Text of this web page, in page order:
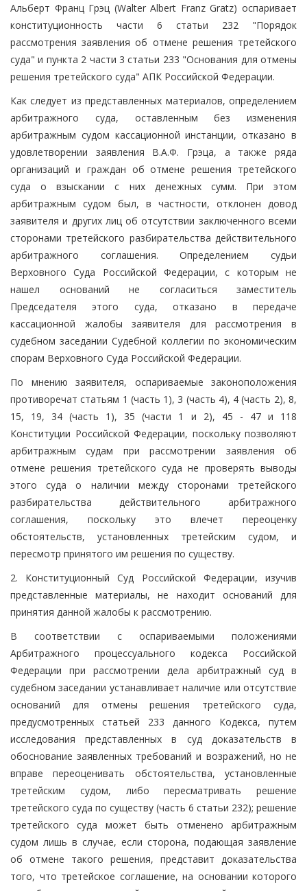
Альберт Франц Грэц (Walter Albert Franz Gratz) оспаривает
конституционность части 6 статьи 232 "Порядок
рассмотрения заявления об отмене решения третейского
суда" и пункта 2 части 3 статьи 233 "Основания для отмены
решения третейского суда" АПК Российской Федерации.
Как следует из представленных материалов, определением
арбитражного суда, оставленным без изменения
арбитражным судом кассационной инстанции, отказано в
удовлетворении заявления В.А.Ф. Грэца, а также ряда
организаций и граждан об отмене решения третейского
суда о взыскании с них денежных сумм. При этом
арбитражным судом был, в частности, отклонен довод
заявителя и других лиц об отсутствии заключенного всеми
сторонами третейского разбирательства действительного
арбитражного соглашения. Определением судьи
Верховного Суда Российской Федерации, с которым не
нашел оснований не согласиться заместитель
Председателя этого суда, отказано в передаче
кассационной жалобы заявителя для рассмотрения в
судебном заседании Судебной коллегии по экономическим
спорам Верховного Суда Российской Федерации.
По мнению заявителя, оспариваемые законоположения
противоречат статьям 1 (часть 1), 3 (часть 4), 4 (часть 2), 8,
15, 19, 34 (часть 1), 35 (части 1 и 2), 45 - 47 и 118
Конституции Российской Федерации, поскольку позволяют
арбитражным судам при рассмотрении заявления об
отмене решения третейского суда не проверять выводы
этого суда о наличии между сторонами третейского
разбирательства действительного арбитражного
соглашения, поскольку это влечет переоценку
обстоятельств, установленных третейским судом, и
пересмотр принятого им решения по существу.
2. Конституционный Суд Российской Федерации, изучив
представленные материалы, не находит оснований для
принятия данной жалобы к рассмотрению.
В соответствии с оспариваемыми положениями
Арбитражного процессуального кодекса Российской
Федерации при рассмотрении дела арбитражный суд в
судебном заседании устанавливает наличие или отсутствие
оснований для отмены решения третейского суда,
предусмотренных статьей 233 данного Кодекса, путем
исследования представленных в суд доказательств в
обоснование заявленных требований и возражений, но не
вправе переоценивать обстоятельства, установленные
третейским судом, либо пересматривать решение
третейского суда по существу (часть 6 статьи 232); решение
третейского суда может быть отменено арбитражным
судом лишь в случае, если сторона, подающая заявление
об отмене такого решения, представит доказательства
того, что третейское соглашение, на основании которого